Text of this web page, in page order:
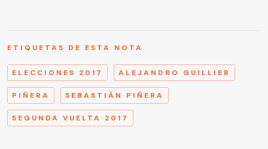
ETIQUETAS DE ESTA NOTA
ELECCIONES 2017 ALEJANDRO GUILLIER
PIÑERA SEBASTIÁN PIÑERA
SEGUNDA VUELTA 2017